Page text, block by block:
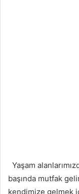
Yaşam
başında mutfak
kendimize gelmek